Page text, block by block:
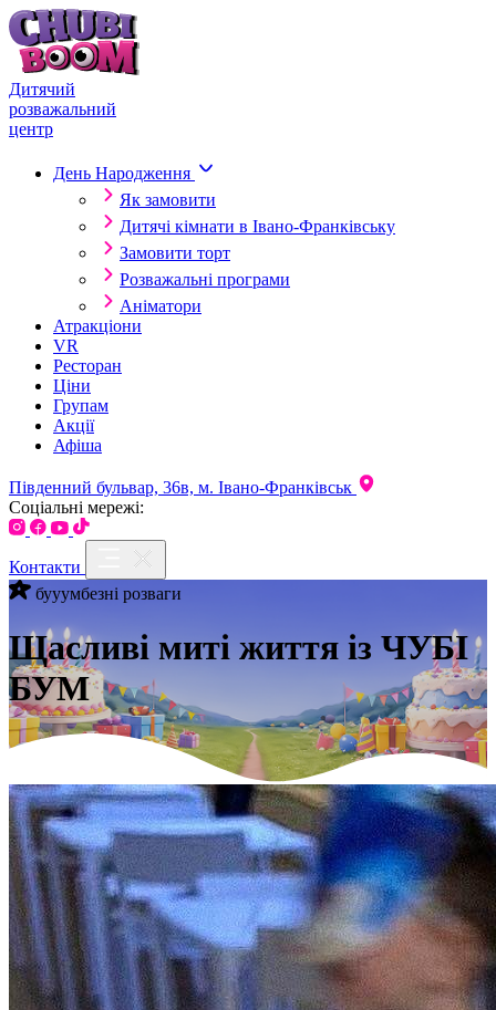
Skip to content
Дитячий
розважальний
центр
День Народження
Як замовити
Дитячі кімнати в Івано-Франківську
Замовити торт
Розважальні програми
Аніматори
Атракціони
VR
Ресторан
Ціни
Групам
Акції
Афіша
Південний бульвар, 36в, м. Івано-Франківськ
Соціальні мережі:
Контакти
бууумбезні розваги
Щасливі миті життя із ЧУБІ
БУМ